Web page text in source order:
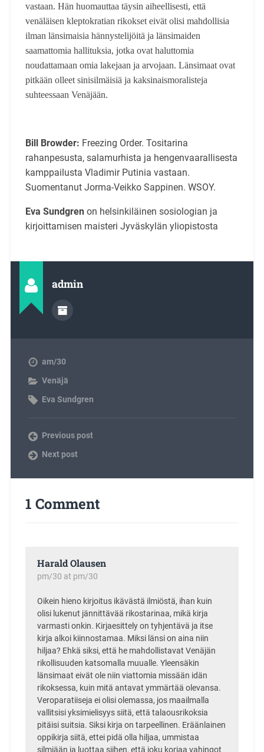
vastaan. Hän huomauttaa täysin aiheellisesti, että
venäläisen kleptokratian rikokset eivät olisi mahdollisia
ilman länsimaisia hännystelijöitä ja länsimaiden
saamattomia hallituksia, jotka ovat haluttomia
noudattamaan omia lakejaan ja arvojaan. Länsimaat ovat
pitkään olleet sinisilmäisiä ja kaksinaismoralisteja
suhteessaan Venäjään.
Bill Browder: Freezing Order. Tositarina
rahanpesusta, salamurhista ja hengenvaarallisesta
kamppailusta Vladimir Putinia vastaan.
Suomentanut Jorma-Veikko Sappinen. WSOY.
Eva Sundgrenon helsinkiläinen sosiologian ja
kirjoittamisen maisteri Jyväskylän yliopistosta
admin
am/30
Venäjä
Eva Sundgren
Previous post
Next post
1 Comment
Harald Olausen
pm/30 at pm/30
Oikein hieno kirjoitus ikävästä ilmiöstä, ihan kuin
olisi lukenut jännittävää rikostarinaa, mikä kirja
varmasti onkin. Kirjaesittely on tyhjentävä ja itse
kirja alkoi kiinnostamaa. Miksi länsi on aina niin
hiljaa? Ehkä siksi, että he mahdollistavat Venäjän
rikollisuuden katsomalla muualle. Yleensäkin
länsimaat eivät ole niin viattomia missään idän
rikoksessa, kuin mitä antavat ymmärtää olevansa.
Veroparatiiseja ei olisi olemassa, jos maailmalla
vallitsisi yksimielisyys siitä, että talaousrikoksia
pitäisi suitsia. Siksi kirja on tarpeellinen. Eräänlainen
oppikirja siitä, ettei pidä olla hiljaa, ummistaa
silmiään ja luottaa siihen, että joku korjaa vahingot